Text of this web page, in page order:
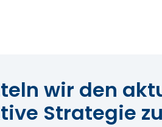
wir den
Strategie